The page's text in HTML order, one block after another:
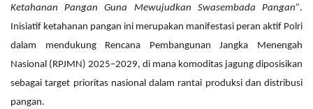
Ketahanan Pangan Guna Mewujudkan Swasembada Pangan”.
Inisiatif ketahanan pangan ini merupakan manifestasi peran aktif Polri
dalam mendukung Rencana Pembangunan Jangka Menengah
Nasional (RPJMN) 2025–2029, di mana komoditas jagung diposisikan
sebagai target prioritas nasional dalam rantai produksi dan distribusi
pangan.